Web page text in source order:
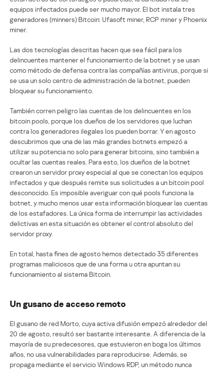
equipos infectados puede ser mucho mayor. El bot instala tres
generadores (minners) Bitcoin: Ufasoft miner, RCP miner y Phoenix
miner.
Las dos tecnologías descritas hacen que sea fácil para los
delincuentes mantener el funcionamiento de la botnet y se usan
como método de defensa contra las compañías antivirus, porque si
se usa un solo centro de administración de la botnet, pueden
bloquear su funcionamiento.
También corren peligro las cuentas de los delincuentes en los
bitcoin pools, porque los dueños de los servidores que luchan
contra los generadores ilegales los pueden borrar. Y en agosto
descubrimos que una de las más grandes botnets empezó a
utilizar su potencia no solo para generar bitcoins, sino también a
ocultar las cuentas reales. Para esto, los dueños de la botnet
crearon un servidor proxy especial al que se conectan los equipos
infectados y que después remite sus solicitudes a un bitcoin pool
desconocido. Es imposible averiguar con qué pools funciona la
botnet, y mucho menos usar esta información bloquear las cuentas
de los estafadores. La única forma de interrumpir las actividades
delictivas en esta situación es obtener el control absoluto del
servidor proxy.
En total, hasta fines de agosto hemos detectado 35 diferentes
programas maliciosos que de una forma u otra apuntan su
funcionamiento al sistema Bitcoin.
Un gusano de acceso remoto
El gusano de red Morto, cuya activa difusión empezó alrededor del
20 de agosto, resultó ser bastante interesante. A diferencia de la
mayoría de su predecesores, que estuvieron en boga los últimos
años, no usa vulnerabilidades para reproducirse. Además, se
propaga mediante el servicio Windows RDP, un método nunca